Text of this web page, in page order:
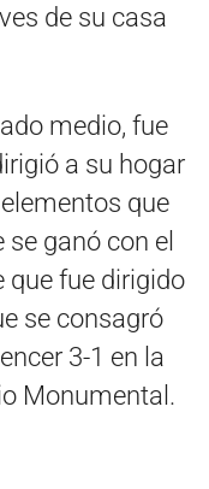
de su casa
medio, fue
a su hogar
que
ganó con el
que fue dirigido
se consagró
3-1 en la
Monumental.